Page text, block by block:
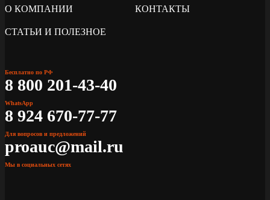
О КОМПАНИИ КОНТАКТЫ
СТАТЬИ И ПОЛЕЗНОЕ
Бесплатно по РФ
8 800 201-43-40
WhatsApp
8 924 670-77-77
Для вопросов и предложений
proauc@mail.ru
Мы в социальных сетях